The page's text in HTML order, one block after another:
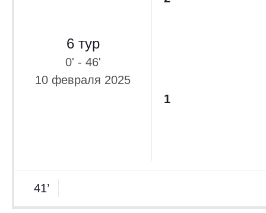
6 тур
0' - 46'
10 февраля 2025
1
41’